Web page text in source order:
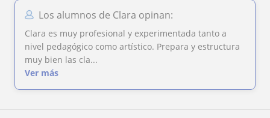
Los alumnos de Clara opinan:
Clara es muy profesional y experimentada tanto a
nivel pedagógico como artístico. Prepara y estructura
muy bien las cla...
Ver más